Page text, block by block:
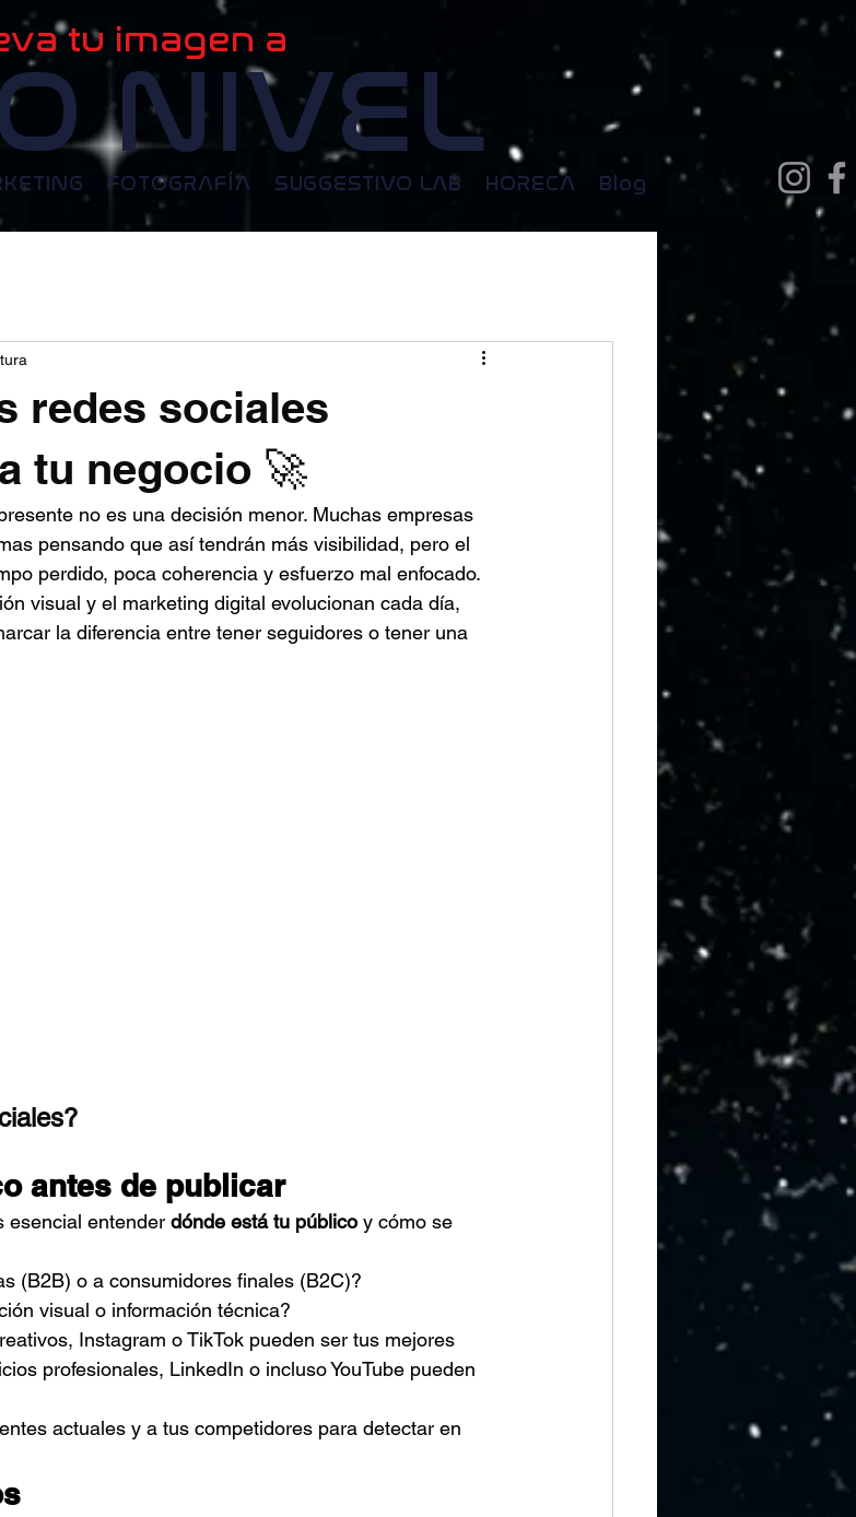
NIVEL
FOTOGRAFÍA SUGGESTIVO LAB HORECA Blog
tu imagen a
redes sociales
tu negocio 🚀
no es una decisión menor. Muchas empresas
pensando que así tendrán más visibilidad, pero el
perdido, poca coherencia y esfuerzo mal enfocado.
visual y el marketing digital evolucionan cada día,
la diferencia entre tener seguidores o tener una
antes de publicar
esencial entender dónde está tu público y cómo se
(B2B) o a consumidores finales (B2C)?
visual o información técnica?
Instagram o TikTok pueden ser tus mejores
profesionales, LinkedIn o incluso YouTube pueden
actuales y a tus competidores para detectar en